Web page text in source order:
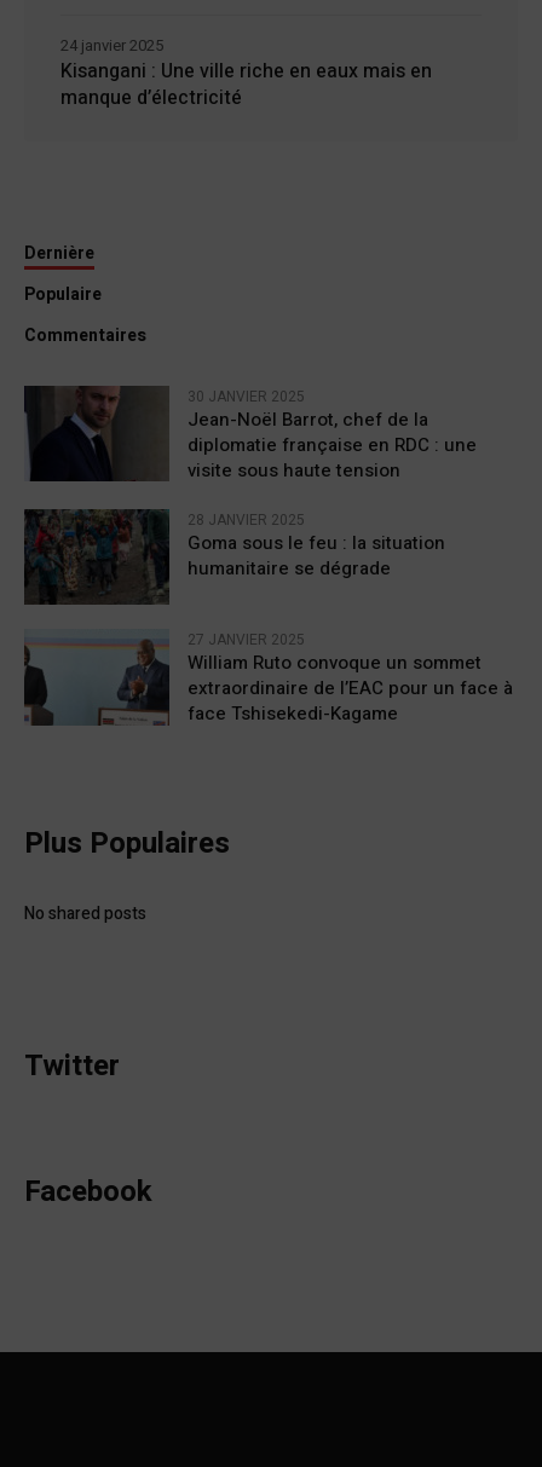
Kisangani : Une ville riche en eaux mais en
manque d’électricité
24 janvier 2025
Dernière
Populaire
Commentaires
30 JANVIER 2025
Jean-Noël Barrot, chef de la
diplomatie française en RDC : une
visite sous haute tension
28 JANVIER 2025
Goma sous le feu : la situation
humanitaire se dégrade
27 JANVIER 2025
William Ruto convoque un sommet
extraordinaire de l’EAC pour un face à
face Tshisekedi-Kagame
Plus Populaires
No shared posts
Twitter
Facebook